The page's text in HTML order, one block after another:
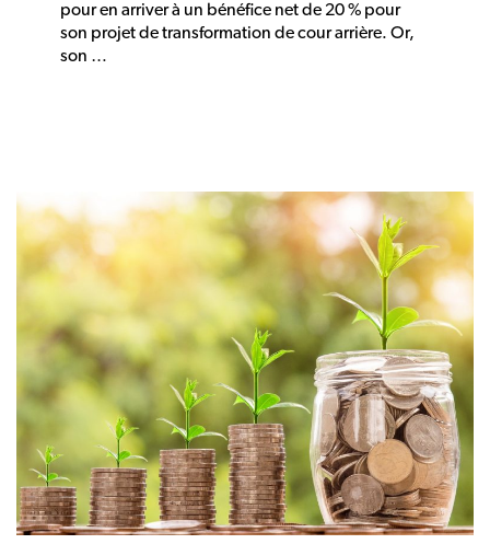
pour en arriver à un bénéfice net de 20 % pour
son projet de transformation de cour arrière. Or,
son …